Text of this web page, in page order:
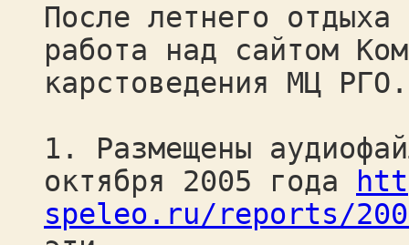
После летнего отдыха
работа над сайтом
карстоведения МЦ РГО.
1. Размещены
октября 2005 года
speleo.ru/reports/